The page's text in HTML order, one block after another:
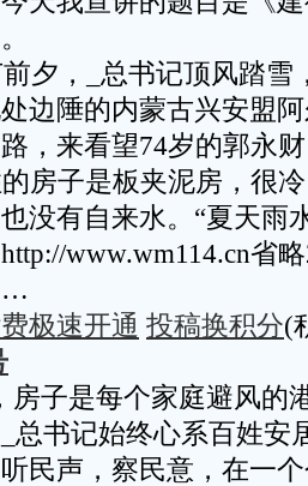
夕，_总书记顶风踏雪
边陲的内蒙古兴安盟
，来看望74岁的郭永
房子是板夹泥房，很
没有自来水。“夏天雨
www.wm114.cn省
极速开通 投稿换积分(
房子是每个家庭避风的
总书记始终心系百姓安
民声，察民意，在一